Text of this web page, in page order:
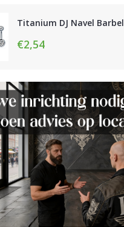
Titanium DJ Navel
€2,54